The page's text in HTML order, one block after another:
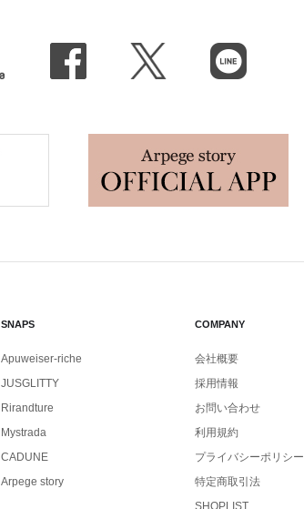
X（旧Twitter）
SNAPS
Apuweiser-riche
JUSGLITTY
Rirandture
Mystrada
CADUNE
Arpege story
COMPANY
会社概要
採用情報
お問い合わせ
利用規約
プライバシーポリシー
特定商取引法
SHOPLIST